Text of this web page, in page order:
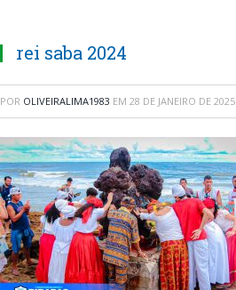
rei saba 2024
POR OLIVEIRALIMA1983 EM 28 DE JANEIRO DE 2025